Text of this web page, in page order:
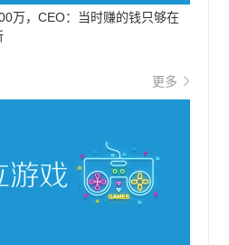
万，CEO：当时赚的钱只够在
更多